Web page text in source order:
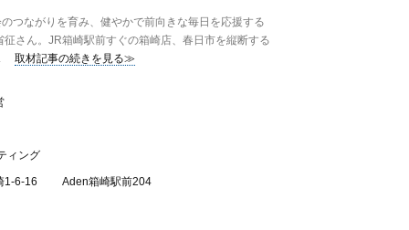
つながりを育み、健やかで前向きな毎日を応援する
征さん。JR箱崎駅前すぐの箱崎店、春日市を縦断する
取材記事の続きを見る≫
ィング
1-6-16 Aden箱崎駅前204